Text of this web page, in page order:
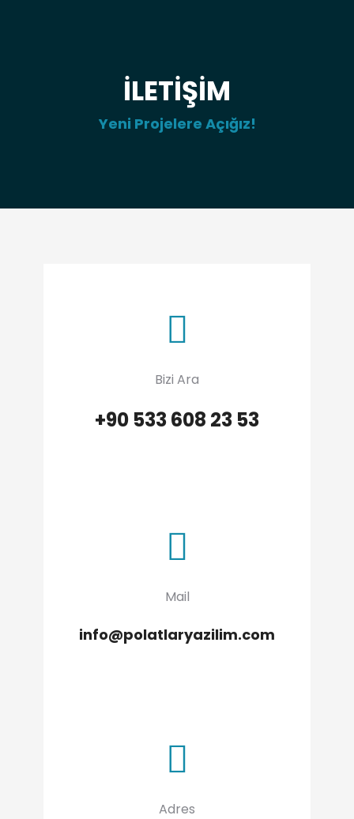
İLETIŞIM
Yeni Projelere Açığız!
Bizi Ara
+90 533 608 23 53
Mail
info@polatlaryazilim.com
Adres